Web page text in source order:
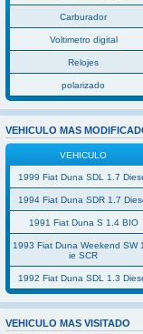
Carburador
Voltimetro digital
Relojes
polarizado
VEHICULO MAS
VEHICULO
1999 Fiat Duna SDL 1.7
1994 Fiat Duna SDR 1.7
1991 Fiat Duna S 1.4 BIO
1993 Fiat Duna Weekend SW
ie SCR
1992 Fiat Duna SDL 1.3
VEHICULO MAS VISITADO